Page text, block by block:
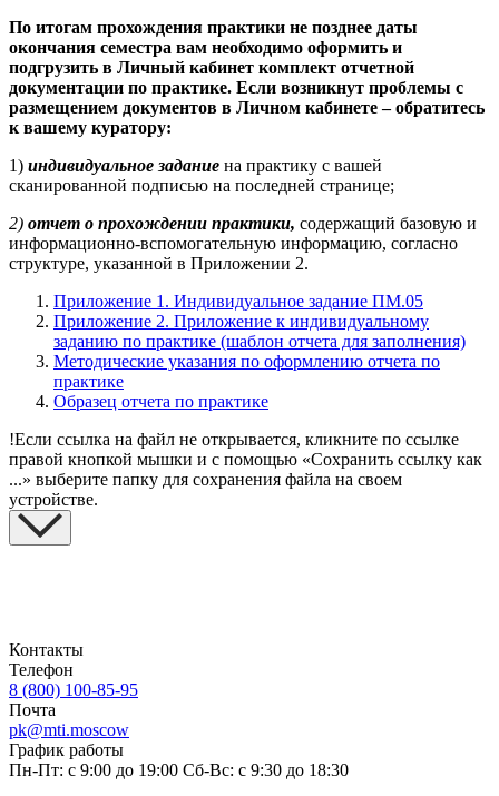
По итогам прохождения практики не позднее даты
окончания семестра вам необходимо оформить и
подгрузить в Личный кабинет комплект отчетной
документации по практике. Если возникнут проблемы с
размещением документов в Личном кабинете – обратитесь
к вашему куратору:
1) индивидуальное задание на практику с вашей
сканированной подписью на последней странице;
2) отчет о прохождении практики, содержащий базовую и
информационно-вспомогательную информацию, согласно
структуре, указанной в Приложении 2.
Приложение 1. Индивидуальное задание ПМ.05
Приложение 2. Приложение к индивидуальному
заданию по практике (шаблон отчета для заполнения)
Методические указания по оформлению отчета по
практике
Образец отчета по практике
!Если ссылка на файл не открывается, кликните по ссылке
правой кнопкой мышки и с помощью «Сохранить ссылку как
...» выберите папку для сохранения файла на своем
устройстве.
Контакты
Телефон
8 (800) 100-85-95
Почта
pk@mti.moscow
График работы
Пн-Пт: с 9:00 до 19:00 Сб-Вс: с 9:30 до 18:30